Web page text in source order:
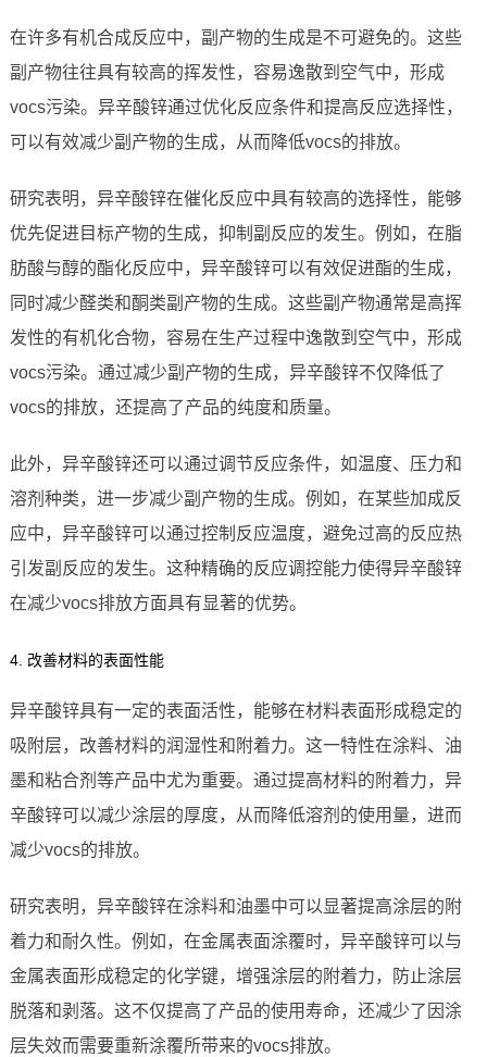
在许多有机合成反应中，副产物的生成是不可避免的。这些
副产物往往具有较高的挥发性，容易逸散到空气中，形成
vocs污染。异辛酸锌通过优化反应条件和提高反应选择性，
可以有效减少副产物的生成，从而降低vocs的排放。
研究表明，异辛酸锌在催化反应中具有较高的选择性，能够
优先促进目标产物的生成，抑制副反应的发生。例如，在脂
肪酸与醇的酯化反应中，异辛酸锌可以有效促进酯的生成，
同时减少醛类和酮类副产物的生成。这些副产物通常是高挥
发性的有机化合物，容易在生产过程中逸散到空气中，形成
vocs污染。通过减少副产物的生成，异辛酸锌不仅降低了
vocs的排放，还提高了产品的纯度和质量。
此外，异辛酸锌还可以通过调节反应条件，如温度、压力和
溶剂种类，进一步减少副产物的生成。例如，在某些加成反
应中，异辛酸锌可以通过控制反应温度，避免过高的反应热
引发副反应的发生。这种精确的反应调控能力使得异辛酸锌
在减少vocs排放方面具有显著的优势。
4. 改善材料的表面性能
异辛酸锌具有一定的表面活性，能够在材料表面形成稳定的
吸附层，改善材料的润湿性和附着力。这一特性在涂料、油
墨和粘合剂等产品中尤为重要。通过提高材料的附着力，异
辛酸锌可以减少涂层的厚度，从而降低溶剂的使用量，进而
减少vocs的排放。
研究表明，异辛酸锌在涂料和油墨中可以显著提高涂层的附
着力和耐久性。例如，在金属表面涂覆时，异辛酸锌可以与
金属表面形成稳定的化学键，增强涂层的附着力，防止涂层
脱落和剥落。这不仅提高了产品的使用寿命，还减少了因涂
层失效而需要重新涂覆所带来的vocs排放。